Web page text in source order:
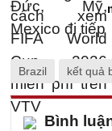
Brazil kết quả
Bình